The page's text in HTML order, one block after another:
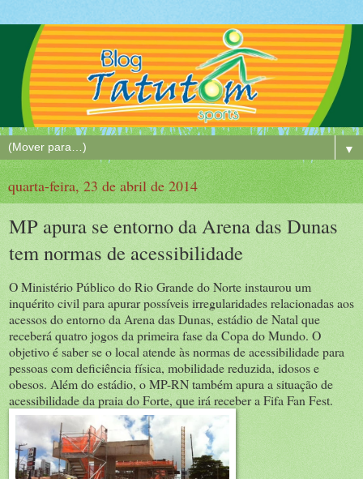
▼
quarta-feira, 23 de abril de 2014
MP apura se entorno da Arena das Dunas
tem normas de acessibilidade
O Ministério Público do Rio Grande do Norte instaurou um
inquérito civil para apurar possíveis irregularidades relacionadas aos
acessos do entorno da Arena das Dunas, estádio de Natal que
receberá quatro jogos da primeira fase da Copa do Mundo. O
objetivo é saber se o local atende às normas de acessibilidade para
pessoas com deficiência física, mobilidade reduzida, idosos e
obesos. Além do estádio, o MP-RN também apura a situação de
acessibilidade da praia do Forte, que irá receber a Fifa Fan Fest.